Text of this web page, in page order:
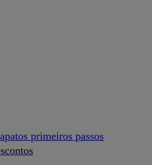
primeiros passos